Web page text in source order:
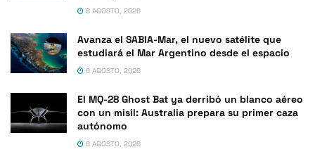
6 AGOSTO, 2026
Avanza el SABIA-Mar, el nuevo satélite que
estudiará el Mar Argentino desde el espacio
6 AGOSTO, 2026
El MQ-28 Ghost Bat ya derribó un blanco aéreo
con un misil: Australia prepara su primer caza
autónomo
6 AGOSTO, 2026